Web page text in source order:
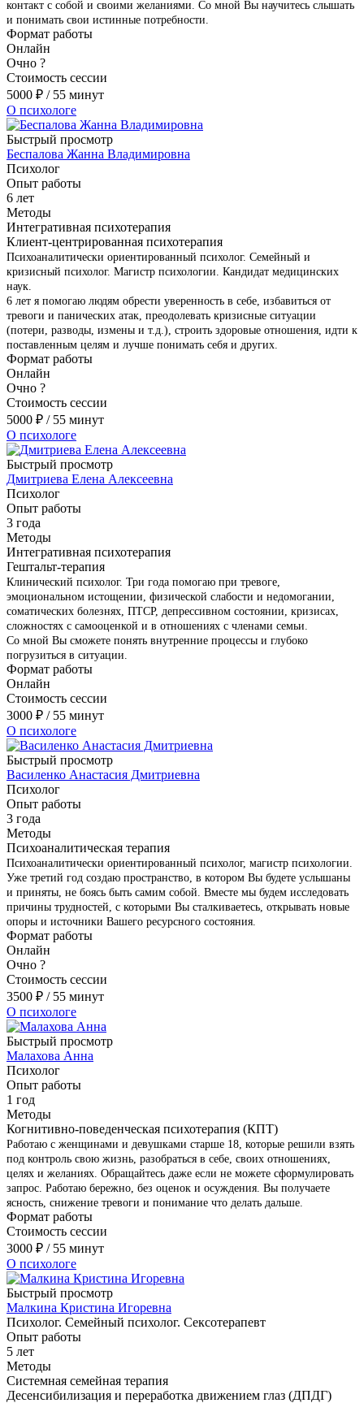
контакт с собой и своими желаниями. Со мной Вы научитесь слышать
и понимать свои истинные потребности.
Формат работы
Онлайн
Очно ?
Стоимость сессии
5000 ₽ / 55 минут
О психологе
Быстрый просмотр
Беспалова Жанна Владимировна
Психолог
Опыт работы
6 лет
Методы
Интегративная психотерапия
Клиент-центрированная психотерапия
Психоаналитически ориентированный психолог. Семейный и
кризисный психолог. Магистр психологии. Кандидат медицинских
наук.
6 лет я помогаю людям обрести уверенность в себе, избавиться от
тревоги и панических атак, преодолевать кризисные ситуации
(потери, разводы, измены и т.д.), строить здоровые отношения, идти к
поставленным целям и лучше понимать себя и других.
Формат работы
Онлайн
Очно ?
Стоимость сессии
5000 ₽ / 55 минут
О психологе
Быстрый просмотр
Дмитриева Елена Алексеевна
Психолог
Опыт работы
3 года
Методы
Интегративная психотерапия
Гештальт-терапия
Клинический психолог. Три года помогаю при тревоге,
эмоциональном истощении, физической слабости и недомогании,
соматических болезнях, ПТСР, депрессивном состоянии, кризисах,
сложностях с самооценкой и в отношениях с членами семьи.
Со мной Вы сможете понять внутренние процессы и глубоко
погрузиться в ситуации.
Формат работы
Онлайн
Стоимость сессии
3000 ₽ / 55 минут
О психологе
Быстрый просмотр
Василенко Анастасия Дмитриевна
Психолог
Опыт работы
3 года
Методы
Психоаналитическая терапия
Психоаналитически ориентированный психолог, магистр психологии.
Уже третий год создаю пространство, в котором Вы будете услышаны
и приняты, не боясь быть самим собой. Вместе мы будем исследовать
причины трудностей, с которыми Вы сталкиваетесь, открывать новые
опоры и источники Вашего ресурсного состояния.
Формат работы
Онлайн
Очно ?
Стоимость сессии
3500 ₽ / 55 минут
О психологе
Быстрый просмотр
Малахова Анна
Психолог
Опыт работы
1 год
Методы
Когнитивно-поведенческая психотерапия (КПТ)
Работаю с женщинами и девушками старше 18, которые решили взять
под контроль свою жизнь, разобраться в себе, своих отношениях,
целях и желаниях. Обращайтесь даже если не можете сформулировать
запрос. Работаю бережно, без оценок и осуждения. Вы получаете
ясность, снижение тревоги и понимание что делать дальше.
Формат работы
Стоимость сессии
3000 ₽ / 55 минут
О психологе
Быстрый просмотр
Малкина Кристина Игоревна
Психолог. Семейный психолог. Сексотерапевт
Опыт работы
5 лет
Методы
Системная семейная терапия
Десенсибилизация и переработка движением глаз (ДПДГ)